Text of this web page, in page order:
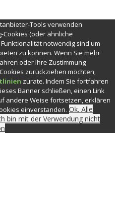
Tools verwenden
Cookies (oder ähnliche
notwendig sind um
zu können. Wenn Sie mehr
oder Ihre Zustimmung
zurückziehen möchten,
zurate. Indem Sie fortfahren
Banner schließen, einen Link
andere Weise fortsetzen, erklären
einverstanden. Ok. Alle
bin mit der Verwendung nicht